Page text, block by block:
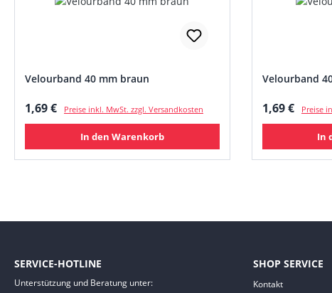
Velourband 40 mm braun
Regulärer Preis:
1,69 € Preise inkl. MwSt. zzgl. Versandkosten
In den Warenkorb
Velourband
Regulärer
1,69 € Preise
In
SERVICE-HOTLINE
Unterstützung und Beratung unter:
SHOP SERVICE
Kontakt